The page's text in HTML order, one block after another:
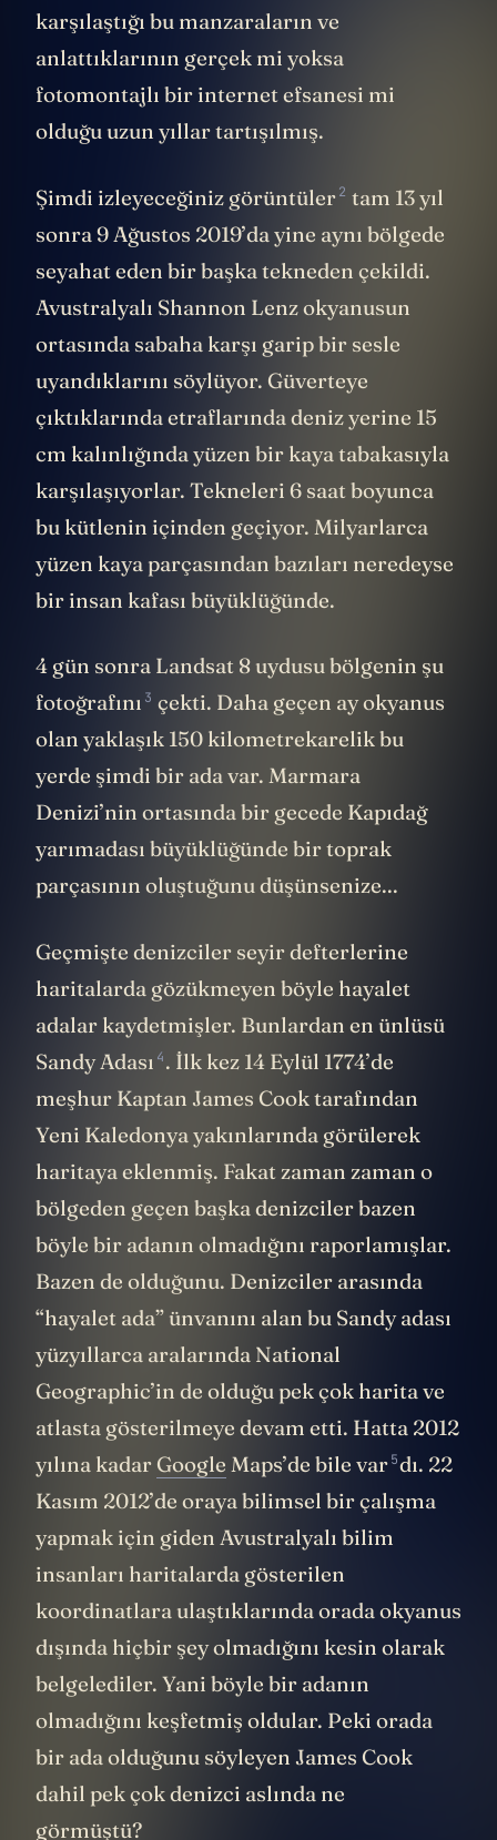
karşılaştığı bu manzaraların ve
anlattıklarının gerçek mi yoksa
fotomontajlı bir internet efsanesi mi
olduğu uzun yıllar tartışılmış.
Şimdi izleyeceğiniz görüntüler2 tam 13 yıl
sonra 9 Ağustos 2019’da yine aynı bölgede
seyahat eden bir başka tekneden çekildi.
Avustralyalı Shannon Lenz okyanusun
ortasında sabaha karşı garip bir sesle
uyandıklarını söylüyor. Güverteye
çıktıklarında etraflarında deniz yerine 15
cm kalınlığında yüzen bir kaya tabakasıyla
karşılaşıyorlar. Tekneleri 6 saat boyunca
bu kütlenin içinden geçiyor. Milyarlarca
yüzen kaya parçasından bazıları neredeyse
bir insan kafası büyüklüğünde.
4 gün sonra Landsat 8 uydusu bölgenin şu
fotoğrafını 3 çekti. Daha geçen ay okyanus
olan yaklaşık 150 kilometrekarelik bu
yerde şimdi bir ada var. Marmara
Denizi’nin ortasında bir gecede Kapıdağ
yarımadası büyüklüğünde bir toprak
parçasının oluştuğunu düşünsenize...
Geçmişte denizciler seyir defterlerine
haritalarda gözükmeyen böyle hayalet
adalar kaydetmişler. Bunlardan en ünlüsü
Sandy Adası 4. İlk kez 14 Eylül 1774’de
meşhur Kaptan James Cook tarafından
Yeni Kaledonya yakınlarında görülerek
haritaya eklenmiş. Fakat zaman zaman o
bölgeden geçen başka denizciler bazen
böyle bir adanın olmadığını raporlamışlar.
Bazen de olduğunu. Denizciler arasında
“hayalet ada” ünvanını alan bu Sandy adası
yüzyıllarca aralarında National
Geographic’in de olduğu pek çok harita ve
atlasta gösterilmeye devam etti. Hatta 2012
yılına kadar Google Maps’de bile var5dı. 22
Kasım 2012’de oraya bilimsel bir çalışma
yapmak için giden Avustralyalı bilim
insanları haritalarda gösterilen
koordinatlara ulaştıklarında orada okyanus
dışında hiçbir şey olmadığını kesin olarak
belgelediler. Yani böyle bir adanın
olmadığını keşfetmiş oldular. Peki orada
bir ada olduğunu söyleyen James Cook
dahil pek çok denizci aslında ne
görmüştü?